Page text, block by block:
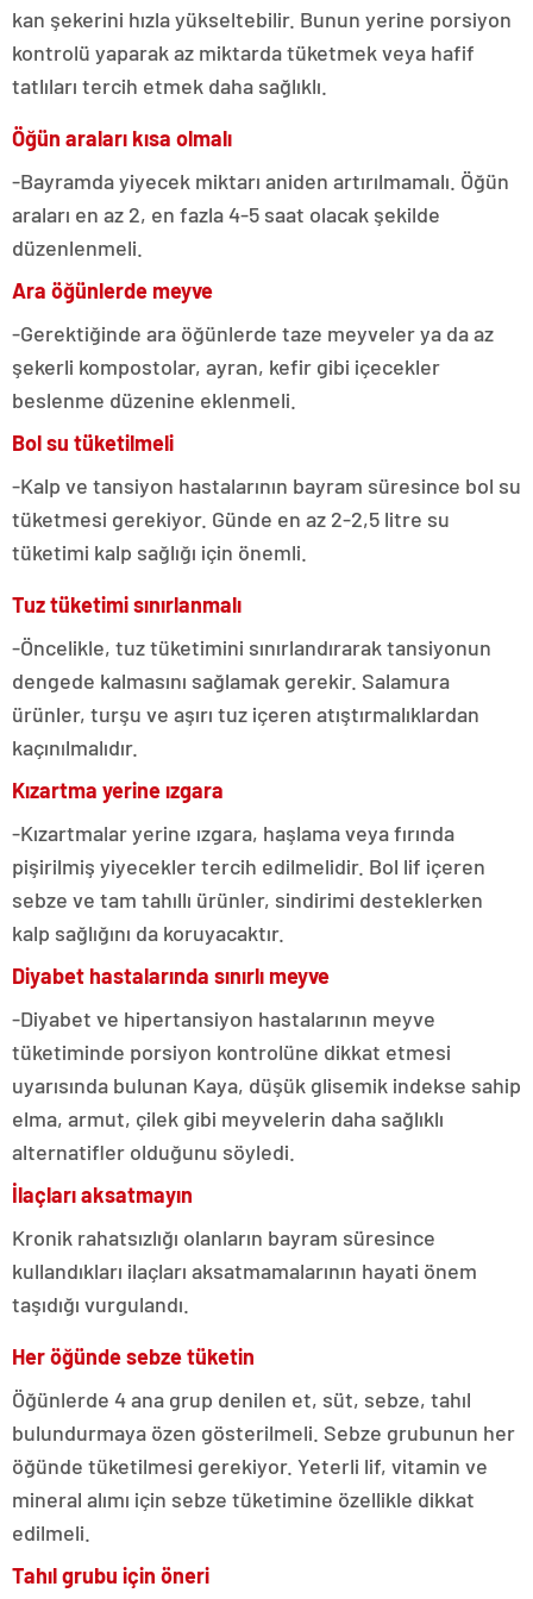
kan şekerini hızla yükseltebilir. Bunun yerine porsiyon
kontrolü yaparak az miktarda tüketmek veya hafif
tatlıları tercih etmek daha sağlıklı.
Öğün araları kısa olmalı
-Bayramda yiyecek miktarı aniden artırılmamalı. Öğün
araları en az 2, en fazla 4-5 saat olacak şekilde
düzenlenmeli.
Ara öğünlerde meyve
-Gerektiğinde ara öğünlerde taze meyveler ya da az
şekerli kompostolar, ayran, kefir gibi içecekler
beslenme düzenine eklenmeli.
Bol su tüketilmeli
-Kalp ve tansiyon hastalarının bayram süresince bol su
tüketmesi gerekiyor. Günde en az 2-2,5 litre su
tüketimi kalp sağlığı için önemli.
Tuz tüketimi sınırlanmalı
-Öncelikle, tuz tüketimini sınırlandırarak tansiyonun
dengede kalmasını sağlamak gerekir. Salamura
ürünler, turşu ve aşırı tuz içeren atıştırmalıklardan
kaçınılmalıdır.
Kızartma yerine ızgara
-Kızartmalar yerine ızgara, haşlama veya fırında
pişirilmiş yiyecekler tercih edilmelidir. Bol lif içeren
sebze ve tam tahıllı ürünler, sindirimi desteklerken
kalp sağlığını da koruyacaktır.
Diyabet hastalarında sınırlı meyve
-Diyabet ve hipertansiyon hastalarının meyve
tüketiminde porsiyon kontrolüne dikkat etmesi
uyarısında bulunan Kaya, düşük glisemik indekse sahip
elma, armut, çilek gibi meyvelerin daha sağlıklı
alternatifler olduğunu söyledi.
İlaçları aksatmayın
Kronik rahatsızlığı olanların bayram süresince
kullandıkları ilaçları aksatmamalarının hayati önem
taşıdığı vurgulandı.
Her öğünde sebze tüketin
Öğünlerde 4 ana grup denilen et, süt, sebze, tahıl
bulundurmaya özen gösterilmeli. Sebze grubunun her
öğünde tüketilmesi gerekiyor. Yeterli lif, vitamin ve
mineral alımı için sebze tüketimine özellikle dikkat
edilmeli.
Tahıl grubu için öneri